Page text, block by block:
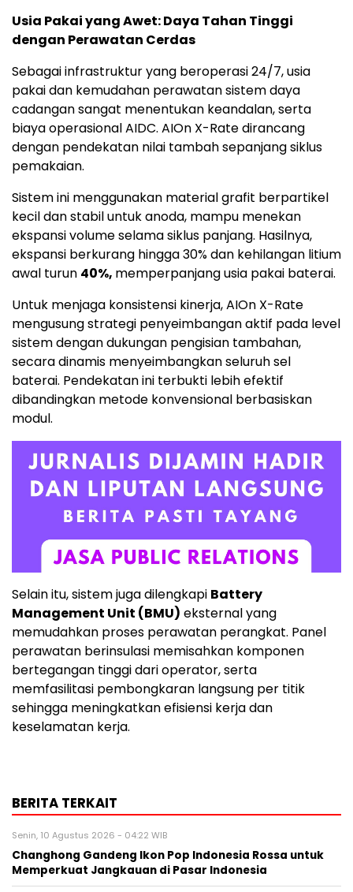
Usia Pakai yang Awet: Daya Tahan Tinggi
dengan Perawatan Cerdas
Sebagai infrastruktur yang beroperasi 24/7, usia
pakai dan kemudahan perawatan sistem daya
cadangan sangat menentukan keandalan, serta
biaya operasional AIDC. AIOn X-Rate dirancang
dengan pendekatan nilai tambah sepanjang siklus
pemakaian.
Sistem ini menggunakan material grafit berpartikel
kecil dan stabil untuk anoda, mampu menekan
ekspansi volume selama siklus panjang. Hasilnya,
ekspansi berkurang hingga 30% dan kehilangan litium
awal turun 40%, memperpanjang usia pakai baterai.
Untuk menjaga konsistensi kinerja, AIOn X-Rate
mengusung strategi penyeimbangan aktif pada level
sistem dengan dukungan pengisian tambahan,
secara dinamis menyeimbangkan seluruh sel
baterai. Pendekatan ini terbukti lebih efektif
dibandingkan metode konvensional berbasiskan
modul.
Selain itu, sistem juga dilengkapi Battery
Management Unit (BMU) eksternal yang
memudahkan proses perawatan perangkat. Panel
perawatan berinsulasi memisahkan komponen
bertegangan tinggi dari operator, serta
memfasilitasi pembongkaran langsung per titik
sehingga meningkatkan efisiensi kerja dan
keselamatan kerja.
BERITA TERKAIT
Senin, 10 Agustus 2026 - 04:22 WIB
Changhong Gandeng Ikon Pop Indonesia Rossa untuk
Memperkuat Jangkauan di Pasar Indonesia